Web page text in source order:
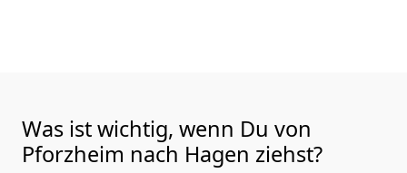
Was ist wichtig, wenn Du von
Pforzheim nach Hagen ziehst?